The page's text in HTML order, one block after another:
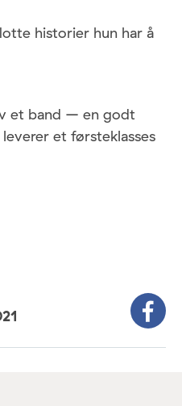
historier hun har å
et band – en godt
et førsteklasses